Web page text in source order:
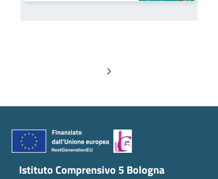
Pagina successiva
Istituto Comprensivo 5 Bologna